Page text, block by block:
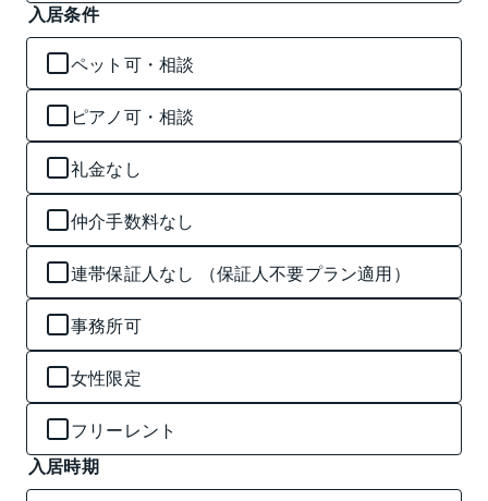
入居条件
ペット可・相談
ピアノ可・相談
礼金なし
仲介手数料なし
連帯保証人なし （保証人不要プラン適用）
事務所可
女性限定
フリーレント
入居時期